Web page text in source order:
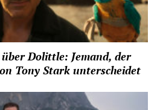
Dolittle: Jemand, der
Tony Stark unterscheidet